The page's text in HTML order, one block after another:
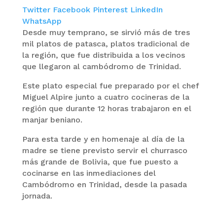
Twitter Facebook Pinterest LinkedIn
WhatsApp
Desde muy temprano, se sirvió más de tres
mil platos de patasca, platos tradicional de
la región, que fue distribuida a los vecinos
que llegaron al cambódromo de Trinidad.
Este plato especial fue preparado por el chef
Miguel Alpire junto a cuatro cocineras de la
región que durante 12 horas trabajaron en el
manjar beniano.
Para esta tarde y en homenaje al día de la
madre se tiene previsto servir el churrasco
más grande de Bolivia, que fue puesto a
cocinarse en las inmediaciones del
Cambódromo en Trinidad, desde la pasada
jornada.